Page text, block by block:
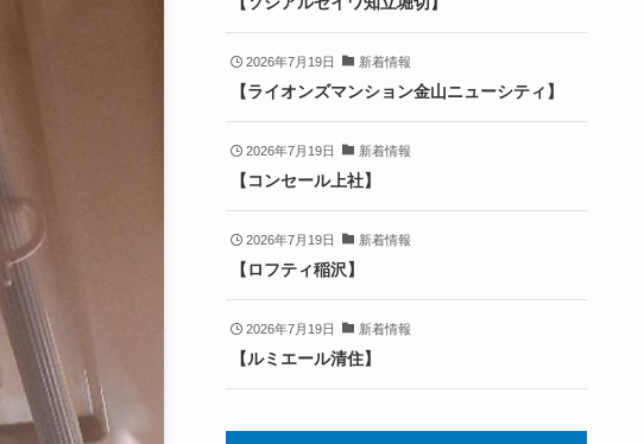
2026年7月19日 新着情報
【ライオンズマンション金山ニューシティ】
2026年7月19日 新着情報
【コンセール上社】
2026年7月19日 新着情報
【ロフティ稲沢】
2026年7月19日 新着情報
【ルミエール清住】